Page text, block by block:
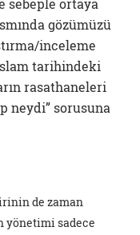
sebeple ortaya
gözümüzü
inceleme
tarihindeki
rasathaneleri
neydi” sorusuna
de zaman
yönetimi sadece